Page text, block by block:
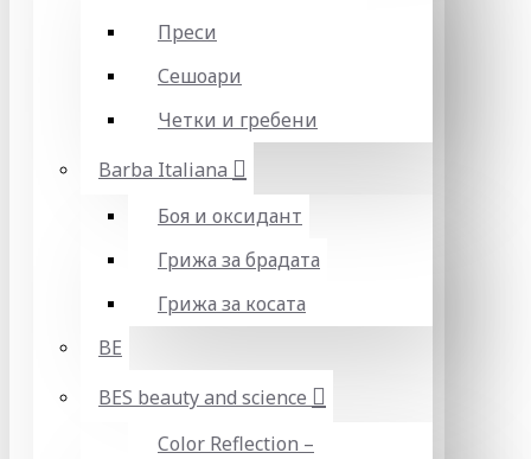
Преси
Сешоари
Четки и гребени
Barba Italiana
Боя и оксидант
Грижа за брадата
Грижа за косата
BE
BES beauty and science
Color Reflection –